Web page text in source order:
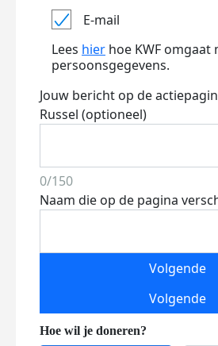
E-mail
Lees hier hoe KWF omgaat
persoonsgegevens.
Jouw bericht op de
Russel (optioneel)
0/150
Naam die op de pagina
Volgende
Volgende